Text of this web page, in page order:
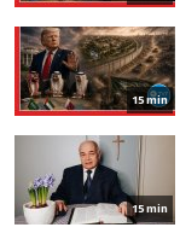
15 min
15 min